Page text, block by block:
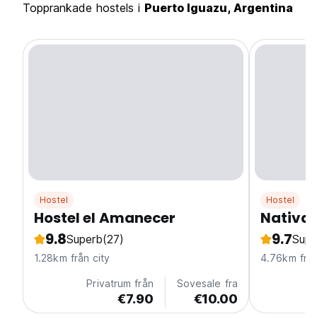
Topprankade hostels i Puerto Iguazu, Argentina
Hostel
Hostel el Amanecer
9.8Superb(27)
1.28km från city
Privatrum från
€7.90
Sovesale fra
€10.00
Hostel
Nativa
9.7
4.76km